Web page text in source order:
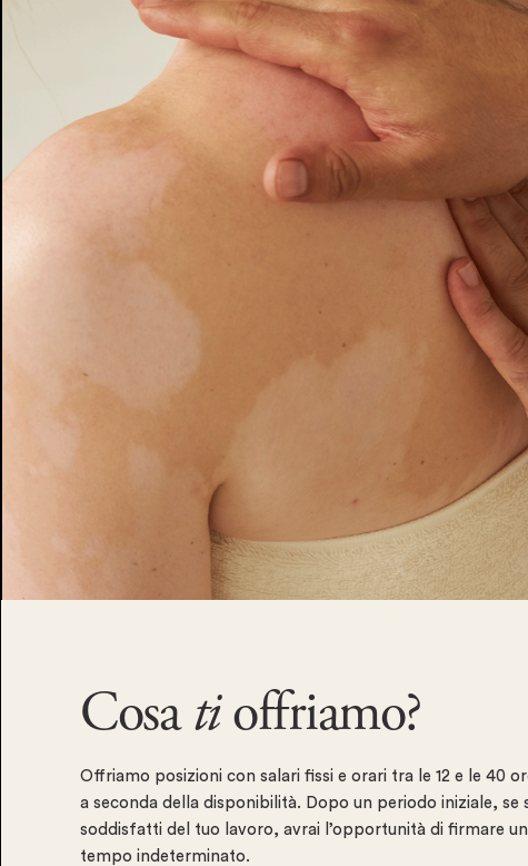
Cosatioffriamo?
Offriamo posizioni con salari fissi e orari tra le 12 e le 40
a seconda della disponibilità. Dopo un periodo iniziale, se
soddisfatti del tuo lavoro, avrai l’opportunità di firmare
tempo indeterminato.